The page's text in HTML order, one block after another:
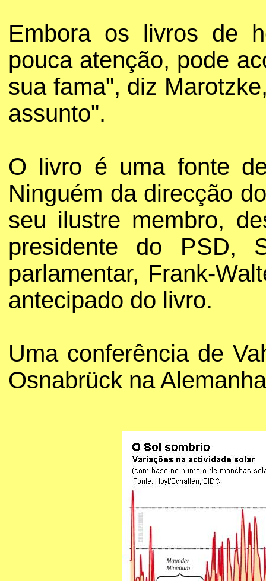
Embora os livros de
pouca atenção, pode
sua fama", diz
assunto".
O livro é uma fonte
Ninguém da direcção
seu ilustre membro,
presidente do PSD,
parlamentar, Frank-
antecipado do livro.
Uma conferência de
Osnabrück na